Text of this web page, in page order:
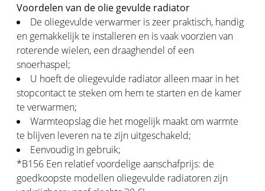
Voordelen van de olie gevulde radiator
De oliegevulde verwarmer is zeer praktisch, handig
en gemakkelijk te installeren en is vaak voorzien van
roterende wielen, een draaghendel of een
snoerhaspel;
U hoeft de oliegevulde radiator alleen maar in het
stopcontact te steken om hem te starten en de kamer
te verwarmen;
Warmteopslag die het mogelijk maakt om warmte
te blijven leveren na te zijn uitgeschakeld;
Eenvoudig in gebruik;
*B156 Een relatief voordelige aanschafprijs: de
goedkoopste modellen oliegevulde radiatoren zijn